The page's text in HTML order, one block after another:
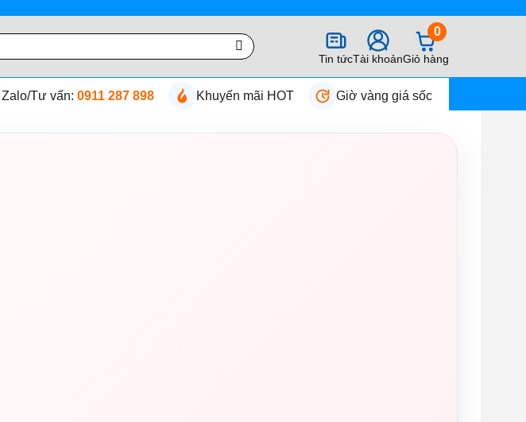
Tin tứcTài khoản
0
Giỏ hàng
Zalo/Tư vấn: 0911 287 898 Khuyến mãi HOT Giờ vàng giá sốc